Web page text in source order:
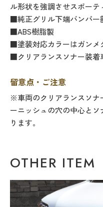
ル形状を強調させスポーテ
■純正グリル下端バンパー
■ABS樹脂製
■塗装対応カラーはガンメ
■クリアランスソナー装着
留意点・ご注意
※車両のクリアランスソナ
ーニッシュの穴の中心と
ります。
OTHER ITEM